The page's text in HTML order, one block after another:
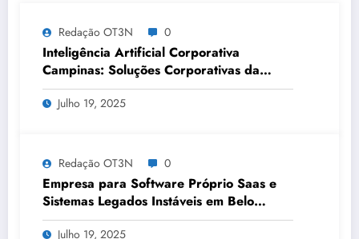
Redação OT3N 0
Inteligência Artificial Corporativa
Campinas: Soluções Corporativas da
OT3N Brasil – Guia 3083
Julho 19, 2025
Redação OT3N 0
Empresa para Software Próprio Saas e
Sistemas Legados Instáveis em Belo
Horizonte | OT3N Brasil – Guia 3449
Julho 19, 2025